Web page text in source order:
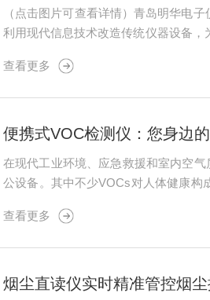
（点击图片可查看详情）青岛明华电
利用现代信息技术改造传统仪器设备
明华电子仪器有限公司是一家...
查看更多
便携式VOC检测仪：您身边
在现代工业环境、应急救援和室内空
公设备。其中不少VOCs对人体健康构
携式检测仪的优势正在于此：1、实现动
查看更多
烟尘直读仪实时精准管控烟